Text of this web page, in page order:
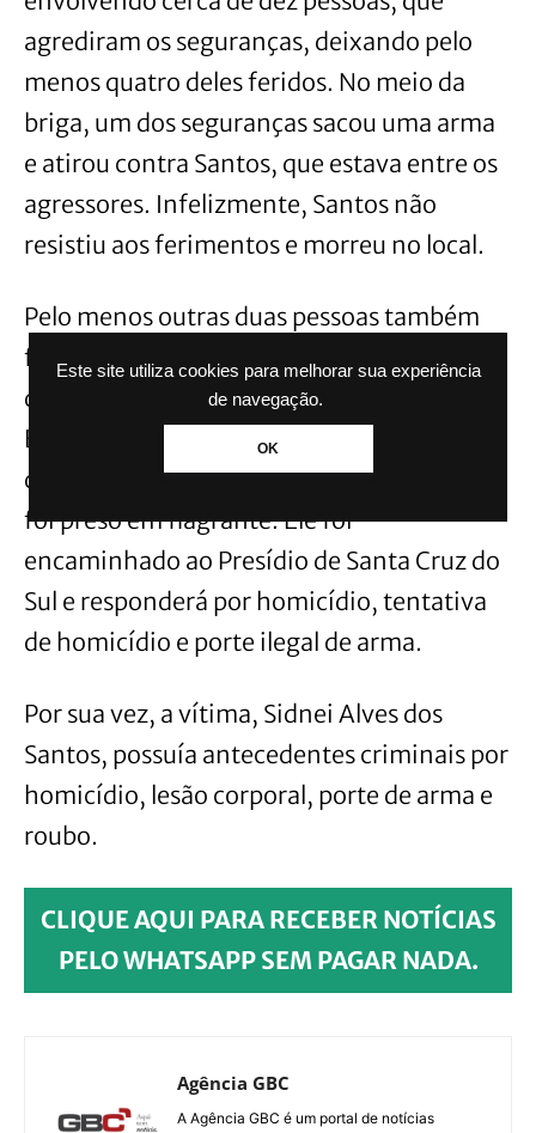
Este site utiliza cookies para melhorar sua experiência
de navegação.
OK
agrediram os seguranças, deixando pelo
menos quatro deles feridos. No meio da
briga, um dos seguranças sacou uma arma
e atirou contra Santos, que estava entre os
agressores. Infelizmente, Santos não
resistiu aos ferimentos e morreu no local.
Pelo menos outras duas pessoas também
foram atingidas pelos tiros, sendo uma
delas internada no Hospital de Caridade e
Beneficência em Cachoeira do Sul. O autor
dos disparos não possuía porte de arma e
foi preso em flagrante. Ele foi
encaminhado ao Presídio de Santa Cruz do
Sul e responderá por homicídio, tentativa
de homicídio e porte ilegal de arma.
Por sua vez, a vítima, Sidnei Alves dos
Santos, possuía antecedentes criminais por
homicídio, lesão corporal, porte de arma e
roubo.
CLIQUE AQUI PARA RECEBER NOTÍCIAS
PELO WHATSAPP SEM PAGAR NADA.
Agência GBC
A Agência GBC é um portal de notícias